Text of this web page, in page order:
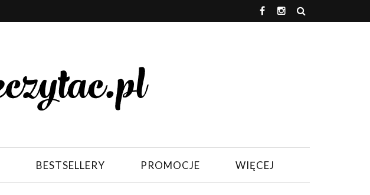
BESTSELLERY PROMOCJE WIĘCEJ